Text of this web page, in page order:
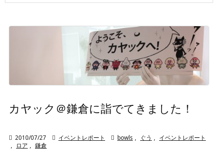
カヤック＠鎌倉に詣でてきました！
 2010/07/27  イベントレポート  bowls , ぐう , イベントレポート
,
ロア , 鎌倉